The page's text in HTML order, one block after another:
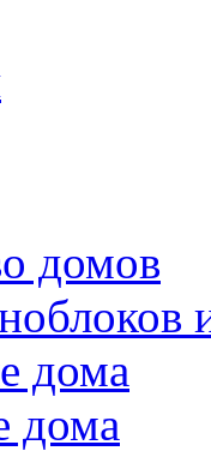
домов
дома
дома